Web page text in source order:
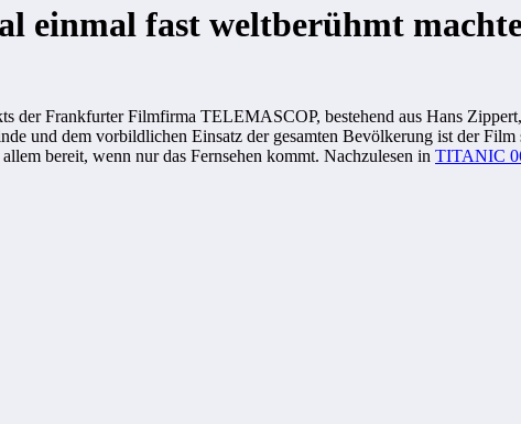
einmal fast weltberühmt
der Frankfurter Filmfirma TELEMASCOP, bestehend aus Hans
und dem vorbildlichen Einsatz der gesamten Bevölkerung ist der Film
bereit, wenn nur das Fernsehen kommt. Nachzulesen in TITANIC